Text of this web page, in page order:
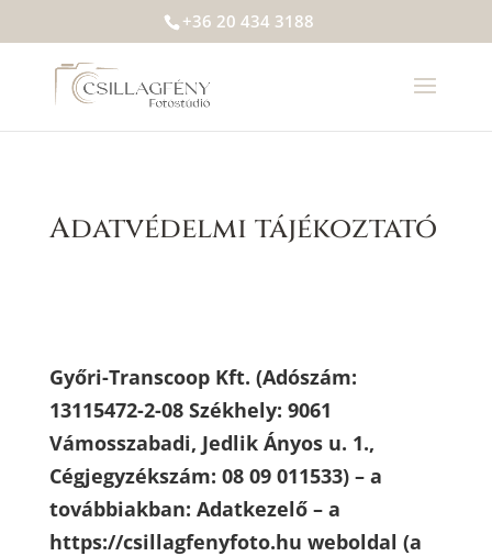
+36 20 434 3188
Adatvédelmi tájékoztató
Győri-Transcoop Kft. (Adószám:
13115472-2-08 Székhely: 9061
Vámosszabadi, Jedlik Ányos u. 1.,
Cégjegyzékszám: 08 09 011533) – a
továbbiakban: Adatkezelő – a
https://csillagfenyfoto.hu weboldal (a